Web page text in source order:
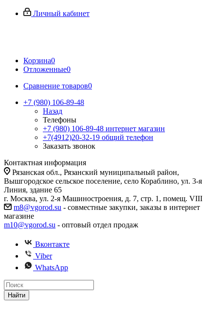
Личный кабинет
Корзина0
Отложенные0
Сравнение товаров0
+7 (980) 106-89-48
Назад
Телефоны
+7 (980) 106-89-48 интернет магазин
+7(4912)20-32-19 общий телефон
Заказать звонок
Контактная информация
Рязанская обл., Рязанский муниципальный район,
Вышгородское сельское поселение, село Кораблино, ул. 3-я
Линия, здание 65
г. Москва, ул. 2-я Машиностроения, д. 7, стр. 1, помещ. VIII
m8@vgorod.su - совместные закупки, заказы в интернет
магазине
m10@vgorod.su - оптовый отдел продаж
Вконтакте
Viber
WhatsApp
Найти